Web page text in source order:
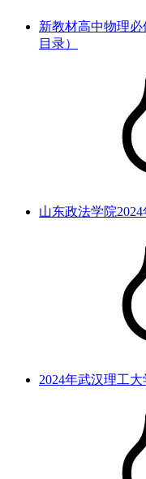
新教材高中物理
目录）
山东政法学院
2024年武汉理工